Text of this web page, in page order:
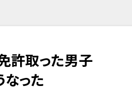
許取った男子
った